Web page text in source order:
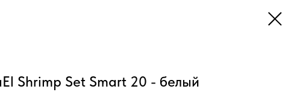
Shrimp Set Smart 20 - белый